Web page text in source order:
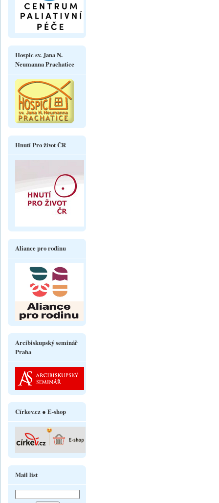
Hospic sv. Jana N.
Neumanna Prachatice
Hnutí Pro život ČR
Aliance pro rodinu
Arcibiskupský seminář
Praha
Církev.cz ● E-shop
Mail list